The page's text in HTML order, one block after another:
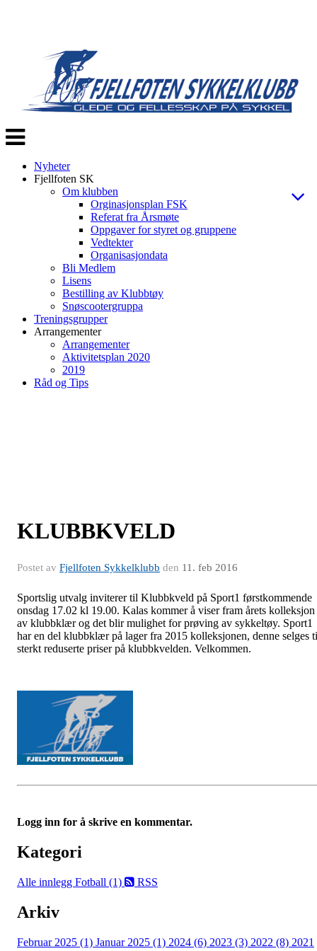
Veksle
navigasjon
Nyheter
Fjellfoten SK
Om klubben
Orginasjonsplan FSK
Referat fra Årsmøte
Oppgaver for styret og gruppene
Vedtekter
Organisasjondata
Bli Medlem
Lisens
Bestilling av Klubbtøy
Snøscootergruppa
Treningsgrupper
Arrangementer
Arrangementer
Aktivitetsplan 2020
2019
Råd og Tips
KLUBBKVELD
Postet av Fjellfoten Sykkelklubb den 11. feb 2016
Sportslig utvalg inviterer til Klubbkveld på Sport1 førstkommende
onsdag 17.02 kl 19.00. Kalas kommer å viser fram årets kolleksjon
av klubbklær og det blir mulighet for prøving av sykkeltøy. Sport1
har en del klubbklær på lager fra 2015 kolleksjonen, denne selges
sterkt reduserte priser på klubbkvelden. Velkommen.
Logg inn for å skrive en kommentar.
Kategori
Alle innlegg Fotball (1) RSS
Arkiv
Februar 2025 (1) Januar 2025 (1) 2024 (6) 2023 (3) 2022 (8) 2021